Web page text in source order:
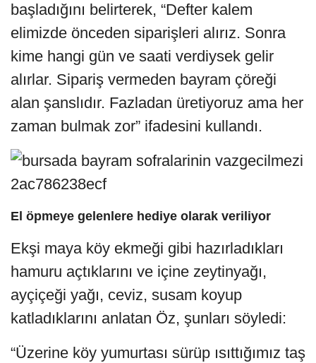
başladığını belirterek, “Defter kalem
elimizde önceden siparişleri alırız. Sonra
kime hangi gün ve saati verdiysek gelir
alırlar. Sipariş vermeden bayram çöreği
alan şanslıdır. Fazladan üretiyoruz ama her
zaman bulmak zor” ifadesini kullandı.
El öpmeye gelenlere hediye olarak veriliyor
Ekşi maya köy ekmeği gibi hazırladıkları
hamuru açtıklarını ve içine zeytinyağı,
ayçiçeği yağı, ceviz, susam koyup
katladıklarını anlatan Öz, şunları söyledi:
“Üzerine köy yumurtası sürüp ısıttığımız taş